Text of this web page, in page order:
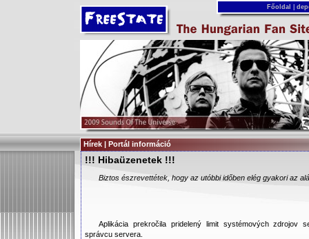
Főoldal
Hírek | Portál információ
!!! Hibaüzenetek !!!
Biztos észrevettétek, hogy az utóbbi időben elég gyakori az
Aplikácia prekročila pridelený limit systémových zdrojov
správcu servera.